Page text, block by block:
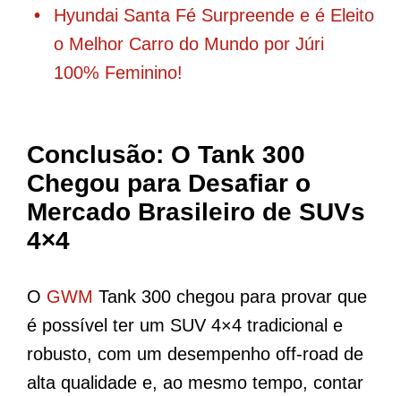
Hyundai Santa Fé Surpreende e é Eleito
o Melhor Carro do Mundo por Júri
100% Feminino!
Conclusão: O Tank 300
Chegou para Desafiar o
Mercado Brasileiro de SUVs
4×4
O GWM Tank 300 chegou para provar que
é possível ter um SUV 4×4 tradicional e
robusto, com um desempenho off-road de
alta qualidade e, ao mesmo tempo, contar